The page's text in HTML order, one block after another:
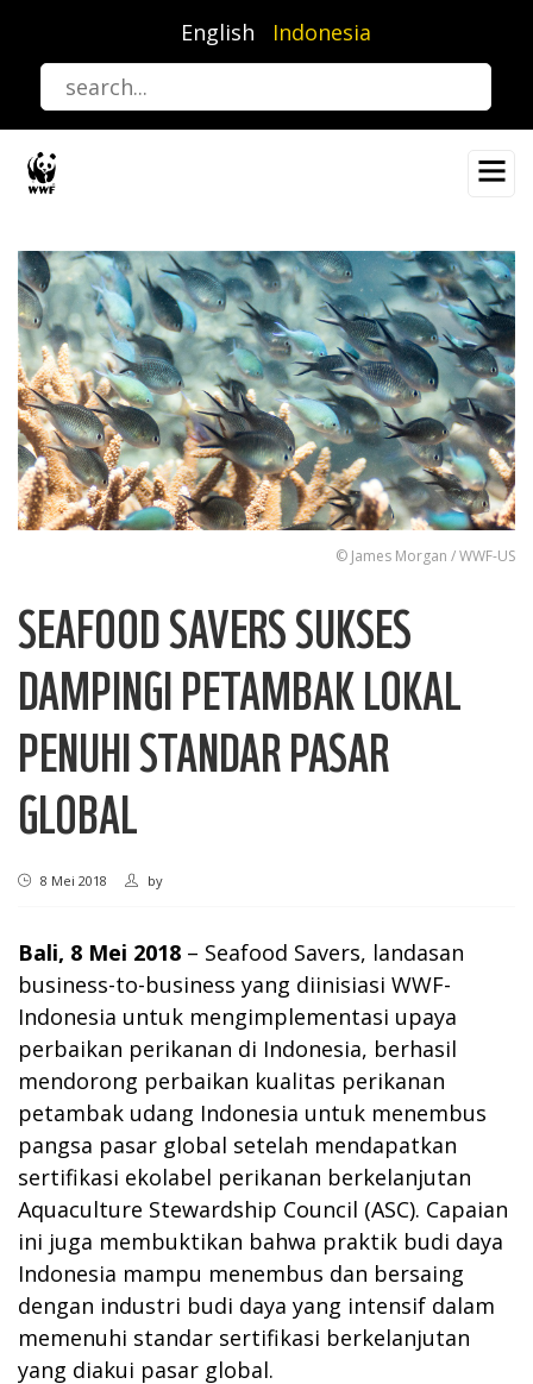
utama
English Indonesia
© James Morgan / WWF-US
SEAFOOD SAVERS SUKSES
DAMPINGI PETAMBAK LOKAL
PENUHI STANDAR PASAR
GLOBAL
8 Mei 2018 by
Bali, 8 Mei 2018 – Seafood Savers, landasan
business-to-business yang diinisiasi WWF-
Indonesia untuk mengimplementasi upaya
perbaikan perikanan di Indonesia, berhasil
mendorong perbaikan kualitas perikanan
petambak udang Indonesia untuk menembus
pangsa pasar global setelah mendapatkan
sertifikasi ekolabel perikanan berkelanjutan
Aquaculture Stewardship Council (ASC). Capaian
ini juga membuktikan bahwa praktik budi daya
Indonesia mampu menembus dan bersaing
dengan industri budi daya yang intensif dalam
memenuhi standar sertifikasi berkelanjutan
yang diakui pasar global.